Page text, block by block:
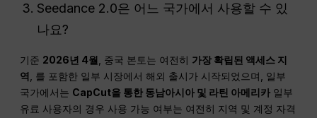
Seedance 2.0은 어느 국가에서 사용할 수 있
나요?
기준 2026년 4월 , 중국 본토는 여전히 가장 확립된 액세스 지
역 , 를 포함한 일부 시장에서 해외 출시가 시작되었으며, 일부
국가에서는 CapCut을 통한 동남아시아 및 라틴 아메리카 일부
유료 사용자의 경우 사용 가능 여부는 여전히 지역 및 계정 자격